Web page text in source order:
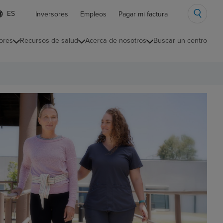
Inversores Empleos Pagar mi factura
Recursos de salud Acerca de nosotros Buscar un centro